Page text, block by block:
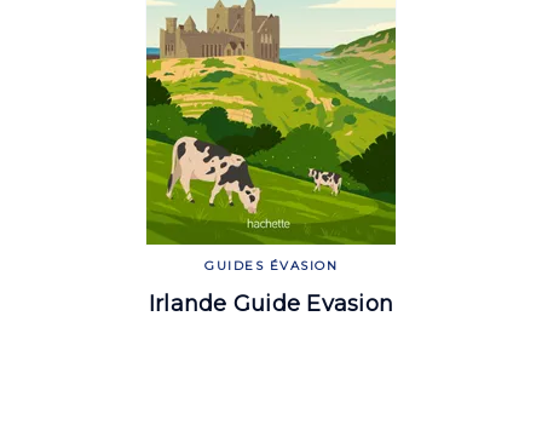
GUIDES ÉVASION
Irlande Guide Evasion